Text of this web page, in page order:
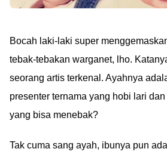
Bocah laki-laki super
tebak-tebakan warganet, lho.
seorang artis terkenal. Ayahnya
presenter ternama yang hobi lari
yang bisa menebak?
Tak cuma sang ayah, ibunya pun